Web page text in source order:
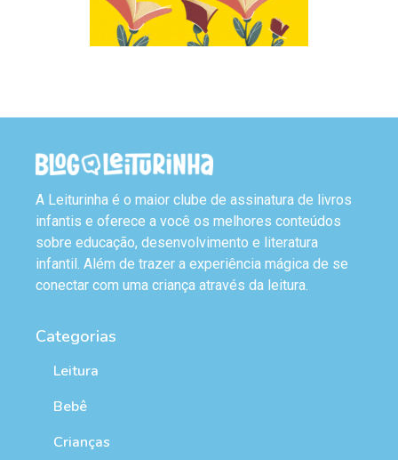
A Leiturinha é o maior clube de assinatura de livros
infantis e oferece a você os melhores conteúdos
sobre educação, desenvolvimento e literatura
infantil. Além de trazer a experiência mágica de se
conectar com uma criança através da leitura.
Categorias
Leitura
Bebê
Crianças